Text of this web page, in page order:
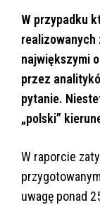
W przypadku
realizowanych
największymi
przez
pytanie.
„polski”
W raporcie
uwagę ponad